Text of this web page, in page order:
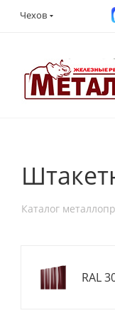
Чехов
Каталог
RAL